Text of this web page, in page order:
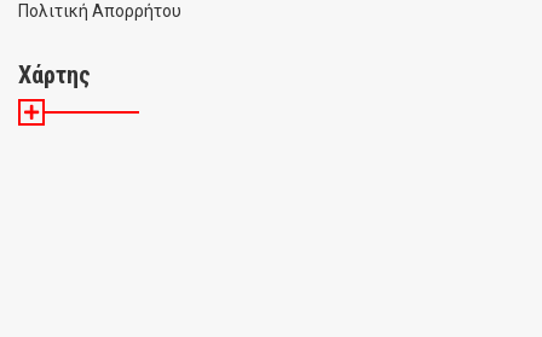
Πολιτική Απορρήτου
Χάρτης